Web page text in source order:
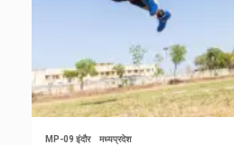
MP-09 इंदौर मध्यप्रदेश